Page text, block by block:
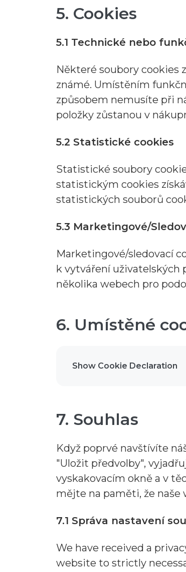
5. Cookies
5.1 Technické nebo
Některé soubory cookies
známé. Umístěním
způsobem nemusíte při
položky zůstanou v
5.2 Statistické cookies
Statistické soubory
statistickým cookies
statistických souborů
5.3 Marketingové/
Marketingové/sledovací
k vytváření uživatelských
několika webech pro
6. Umístěné
Show Cookie Declaration
7. Souhlas
Když poprvé navštívíte
"Uložit předvolby",
vyskakovacím okně a v
mějte na paměti, že naše
7.1 Správa nastavení
We have received a
website to strictly